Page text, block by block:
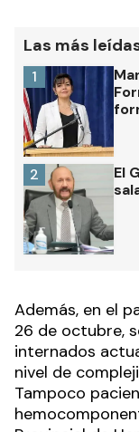
Las más
1
El
2
Además, en el
26 de octubre,
internados
nivel de
Tampoco